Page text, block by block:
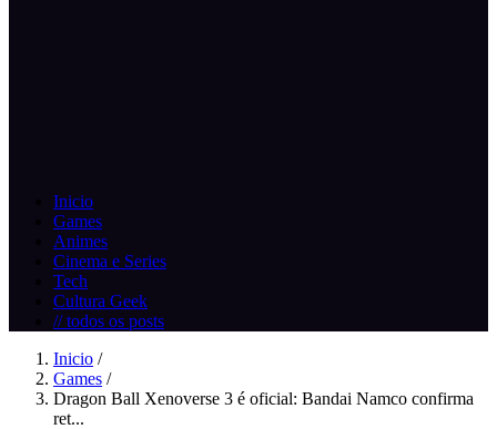
Inicio
Games
Animes
Cinema e Series
Tech
Cultura Geek
// todos os posts
Inicio /
Games /
Dragon Ball Xenoverse 3 é oficial: Bandai Namco confirma
ret...